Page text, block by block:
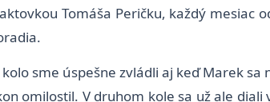
Tomáša Peričku, každý mesiac
sme úspešne zvládli aj keď Marek
omilostil. V druhom kole sa už ale diali